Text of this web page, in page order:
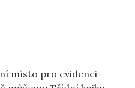
místo‌ pro evidenci